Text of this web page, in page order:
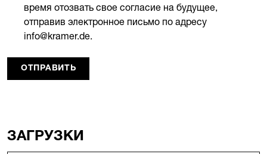
время отозвать свое согласие на будущее,
отправив электронное письмо по адресу
info@kramer.de.
ОТПРАВИТЬ
ЗАГРУЗКИ